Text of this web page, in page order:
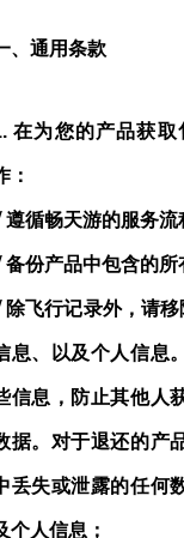
、通用条款
在为您的产品获
：
遵循畅天游的服务流
备份产品中包含的所
除飞行记录外，请
息、以及个人信息
信息，防止其他人
据。对于退还的产
丢失或泄露的任何
个人信息；